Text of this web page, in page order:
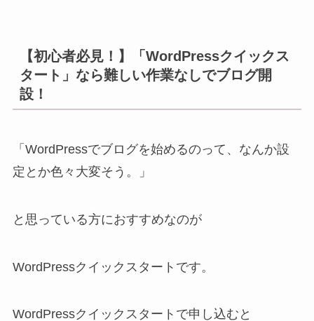
【初心者必見！】「WordPressクイックス
タート」なら難しい作業なしでブログ開
設！
「WordPressでブログを始めるのって、なんか設
定とか色々大変そう。」
と思っている方におすすめなのが
WordPressクイックスタートです。
WordPressクイックスタートで申し込むと